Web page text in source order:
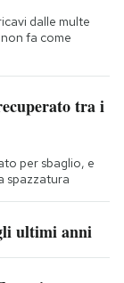
dalle multe
fa come
tra i
per sbaglio, e
spazzatura
ultimi anni